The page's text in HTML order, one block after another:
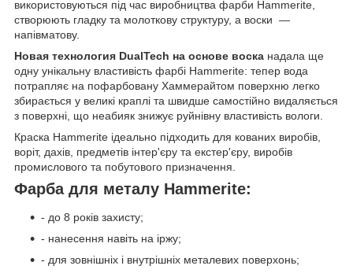
використовуються під час виробництва фарби Hammerite,
створюють гладку та молоткову структуру, а воски —
напівматову.
Новая технология DualTech на основе воска надала ще
одну унікальну властивість фарбі Hammerite: тепер вода
потрапляє на пофарбовану Хаммерайтом поверхню легко
збирається у великі краплі та швидше самостійно видаляється
з поверхні, що неабияк знижує руйнівну властивість вологи.
Краска Hammerite ідеально підходить для кованих виробів,
воріт, дахів, предметів інтер'єру та екстер'єру, виробів
промислового та побутового призначення.
Фарба для металу Hammerite:
- до 8 років захисту;
- нанесення навіть на іржу;
- для зовнішніх і внутрішніх металевих поверхонь;